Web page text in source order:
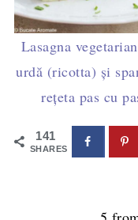
Lasagna
urdă (ricotta) și
rețeta pas cu
141
SHARES